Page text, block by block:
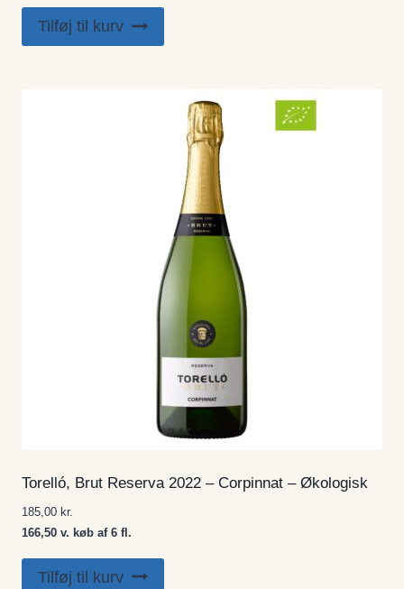
Tilføj til kurv
Torelló, Brut Reserva 2022 – Corpinnat – Økologisk
185,00 kr.
166,50 v. køb af 6 fl.
Tilføj til kurv